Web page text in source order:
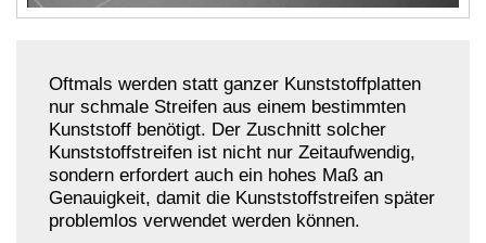
Oftmals werden statt ganzer Kunststoffplatten
nur schmale Streifen aus einem bestimmten
Kunststoff benötigt. Der Zuschnitt solcher
Kunststoffstreifen ist nicht nur Zeitaufwendig,
sondern erfordert auch ein hohes Maß an
Genauigkeit, damit die Kunststoffstreifen später
problemlos verwendet werden können.